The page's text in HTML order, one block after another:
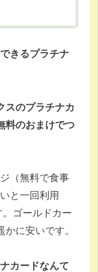
。...
きるプラチナ
スのプラチナカ
料のおまけでつ
（無料で食事
と一回利用
ゴールドカー
に安いです。
カードなんて